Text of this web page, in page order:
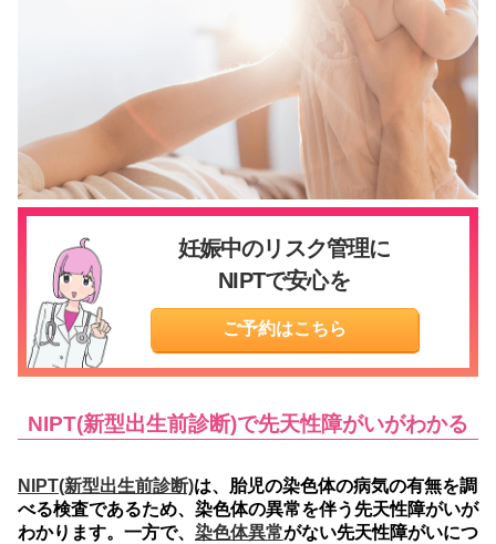
妊娠中のリスク管理に
NIPTで安心を
ご予約はこちら
NIPT(新型出生前診断)で先天性障がいがわかる
NIPT(新型出生前診断)は、胎児の染色体の病気の有無を調
べる検査であるため、染色体の異常を伴う先天性障がいが
わかります。一方で、 染色体異常がない先天性障がいにつ